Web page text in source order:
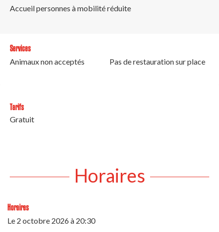
Accueil personnes à mobilité réduite
Services
Animaux non acceptés
Pas de restauration sur place
Tarifs
Gratuit
Horaires
Horaires
Le 2 octobre 2026à 20:30